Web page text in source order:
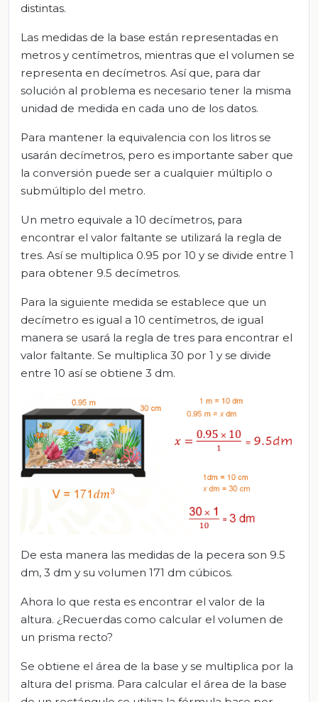
distintas.
Las medidas de la base están representadas en
metros y centímetros, mientras que el volumen se
representa en decímetros. Así que, para dar
solución al problema es necesario tener la misma
unidad de medida en cada uno de los datos.
Para mantener la equivalencia con los litros se
usarán decímetros, pero es importante saber que
la conversión puede ser a cualquier múltiplo o
submúltiplo del metro.
Un metro equivale a 10 decímetros, para
encontrar el valor faltante se utilizará la regla de
tres. Así se multiplica 0.95 por 10 y se divide entre 1
para obtener 9.5 decímetros.
Para la siguiente medida se establece que un
decímetro es igual a 10 centímetros, de igual
manera se usará la regla de tres para encontrar el
valor faltante. Se multiplica 30 por 1 y se divide
entre 10 así se obtiene 3 dm.
De esta manera las medidas de la pecera son 9.5
dm, 3 dm y su volumen 171 dm cúbicos.
Ahora lo que resta es encontrar el valor de la
altura. ¿Recuerdas como calcular el volumen de
un prisma recto?
Se obtiene el área de la base y se multiplica por la
altura del prisma. Para calcular el área de la base